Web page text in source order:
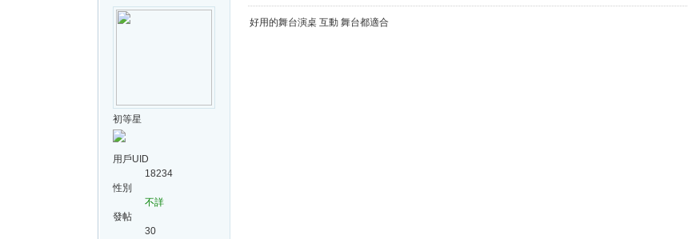
初等星
用戶UID
18234
性別
不詳
發帖
30
好用的舞台演桌 互動 舞台都適合